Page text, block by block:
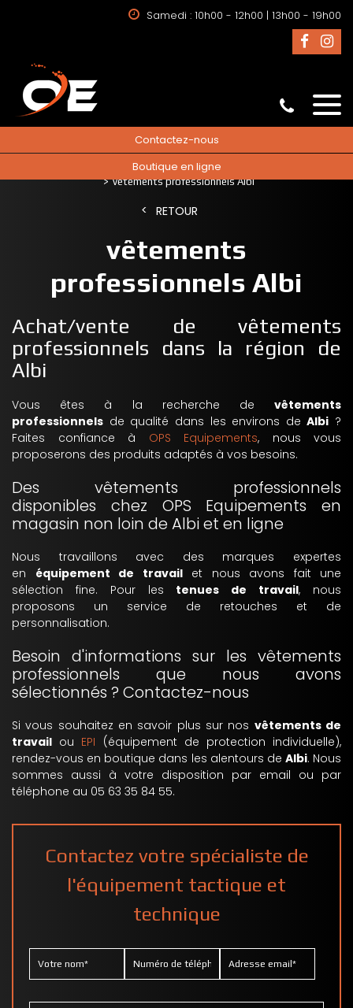
Samedi : 10h00 - 12h00 | 13h00 - 19h00
Boutique en ligne
Contactez-nous
vente de vêtements de travail
vêtements professionnels
vêtements professionnels Albi
RETOUR
vêtements
professionnels Albi
Achat/vente de vêtements
professionnels dans la région de
Albi
Vous êtes à la recherche de vêtements
professionnels de qualité dans les environs deAlbi ?
Faites confiance à OPS Equipements, nous vous
proposerons des produits adaptés à vos besoins.
Des vêtements professionnels
disponibles chez OPS Equipements en
magasin non loin de Albi et en ligne
Nous travaillons avec des marques expertes
en équipement de travailet nous avons fait une
sélection fine. Pour les tenues de travail, nous
proposons un service de retouches et de
personnalisation.
Besoin d'informations sur les vêtements
professionnels que nous avons
sélectionnés ? Contactez-nous
Si vous souhaitez en savoir plus sur nos vêtements de
travail ou EPI (équipement de protection individuelle),
rendez-vous en boutique dans les alentours de Albi. Nous
sommes aussi à votre disposition par email ou par
téléphone au 05 63 35 84 55.
Contactez votre spécialiste de
l'équipement tactique et
technique